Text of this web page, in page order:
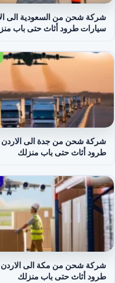
سيارات طرود أثاث حتى باب
طرود أثاث حتى باب منزلك
طرود أثاث حتى باب منزلك